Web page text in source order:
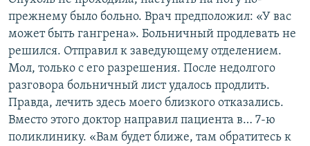
прежнему было больно. Врач предположил: «У вас
может быть гангрена». Больничный продлевать не
решился. Отправил к заведующему отделением.
Мол, только с его разрешения. После недолгого
разговора больничный лист удалось продлить.
Правда, лечить здесь моего близкого отказались.
Вместо этого доктор направил пациента в… 7-ю
поликлинику. «Вам будет ближе, там обратитесь к